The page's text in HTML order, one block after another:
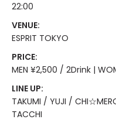
22:00
VENUE:
ESPRIT TOKYO
PRICE:
MEN ¥2,500 / 2Drink |
LINE UP:
TAKUMI / YUJI /
TACCHI